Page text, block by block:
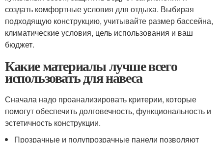
создать комфортные условия для отдыха. Выбирая
подходящую конструкцию, учитывайте размер бассейна,
климатические условия, цель использования и ваш
бюджет.
Какие материалы лучше всего
использовать для навеса
Сначала надо проанализировать критерии, которые
помогут обеспечить долговечность, функциональность и
эстетичность конструкции.
Прозрачные и полупрозрачные панели позволяют